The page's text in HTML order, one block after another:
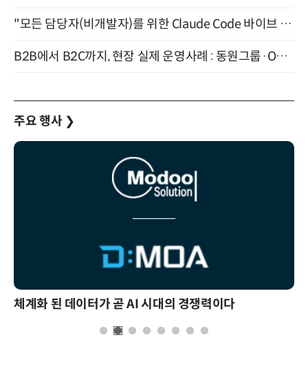
"모든 담당자(비개발자)를 위한 Claude Code 바이브 코딩 2-day 부트캠프" 9월 16~17일 개최
B2B에서 B2C까지, 현장 실제 운영사례 : 동원그룹·OCI·다이닝브랜즈그룹·당근 (8/27)
주요 행사 ❯
체계화 된 데이터가 곧 AI 시대의 경쟁력이다